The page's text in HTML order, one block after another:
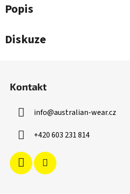
Popis
Diskuze
Kontakt
info@australian-wear.cz
+420 603 231 814